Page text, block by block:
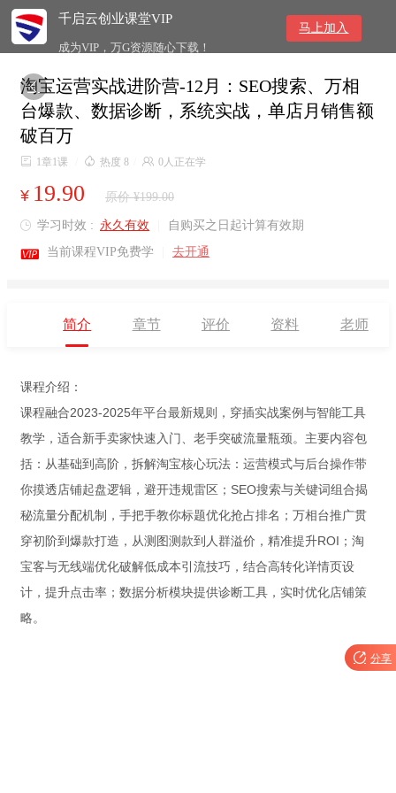
千启云创业课堂VIP
成为VIP，万G资源随心下载！
马上加入

淘宝运营实战进阶营-12月：SEO搜索、万相
台爆款、数据诊断，系统实战，单店月销售额
破百万
 1章1课  热度 8  0人正在学
¥ 19.90 原价 ¥199.00
 学习时效 : 永久有效 自购买之日起计算有效期
 当前课程VIP免费学 去开通
简介 章节 评价 资料 老师
课程介绍：
课程融合2023-2025年平台最新规则，穿插实战案例与智能工具
教学，适合新手卖家快速入门、老手突破流量瓶颈。主要内容包
括：从基础到高阶，拆解淘宝核心玩法：运营模式与后台操作带
你摸透店铺起盘逻辑，避开违规雷区；SEO搜索与关键词组合揭
秘流量分配机制，手把手教你标题优化抢占排名；万相台推广贯
穿初阶到爆款打造，从测图测款到人群溢价，精准提升ROI；淘
宝客与无线端优化破解低成本引流技巧，结合高转化详情页设
计，提升点击率；数据分析模块提供诊断工具，实时优化店铺策
略。
 分享